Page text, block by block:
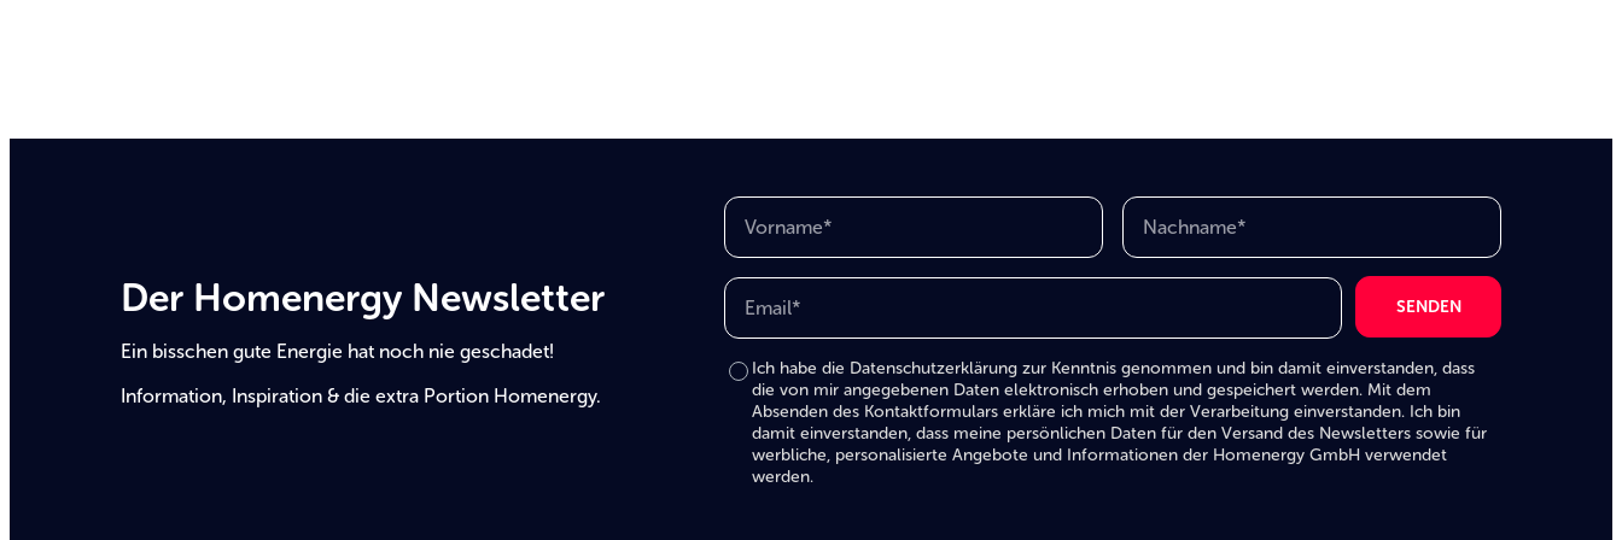
Der Homenergy Newsletter
Ein bisschen gute Energie hat noch nie geschadet!
Information, Inspiration & die extra Portion Homenergy.
Ich habe die Datenschutzerklärung zur Kenntnis ge­nom­men und bin damit ein­ver­stan­den, dass
die von mir angegebenen Daten elektronisch erhoben und gespeichert werden. Mit dem
Absenden des Kontakt­formulars erkläre ich mich mit der Verarbeitung einverstanden. Ich bin
damit einverstanden, dass meine persönlichen Daten für den Versand des Newsletters sowie für
werbliche, personalisierte Angebote und Informationen der Homenergy GmbH verwendet
werden.
SENDEN